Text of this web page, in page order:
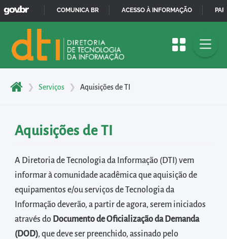
Pular
para
conteúdo
principal
página
Acessar
principal
Acessar
❯ Serviços ❯ Aquisições de TI
Aquisições de TI
A Diretoria de Tecnologia da Informação (DTI) vem
informar à comunidade acadêmica que aquisição de
equipamentos e/ou serviços de Tecnologia da
Informação deverão, a partir de agora, serem iniciados
através do Documento de Oficialização da Demanda
(DOD), que deve ser preenchido, assinado pelo
O
GOVBR
COMUNICA BR ACESSO À INFORMAÇÃO